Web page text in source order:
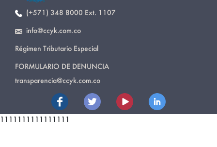
(+571) 348 8000 Ext. 1107
info@ccyk.com.co
Régimen Tributario Especial
FORMULARIO DE DENUNCIA
transparencia@ccyk.com.co
1111111111111111